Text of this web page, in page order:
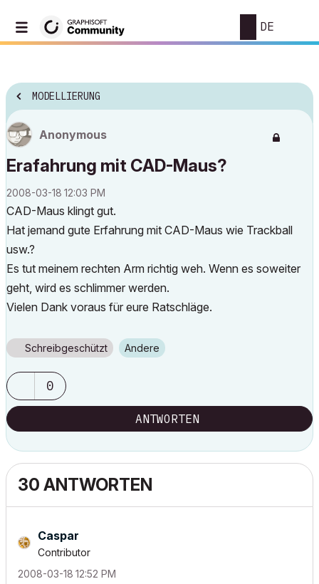
DE
MODELLIERUNG
Anonymous
Erafahrung mit CAD-Maus?
‎2008-03-18 12:03 PM
CAD-Maus klingt gut.
Hat jemand gute Erfahrung mit CAD-Maus wie Trackball
usw.?
Es tut meinem rechten Arm richtig weh. Wenn es soweiter
geht, wird es schlimmer werden.
Vielen Dank voraus für eure Ratschläge.
Schreibgeschützt Andere
0
ANTWORTEN
30 ANTWORTEN
Caspar
Contributor
‎2008-03-18 12:52 PM